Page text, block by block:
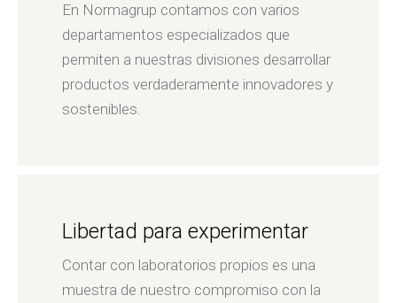
En Normagrup contamos con varios
departamentos especializados que
permiten a nuestras divisiones desarrollar
productos verdaderamente innovadores y
sostenibles.
Libertad para experimentar
Contar con laboratorios propios es una
muestra de nuestro compromiso con la